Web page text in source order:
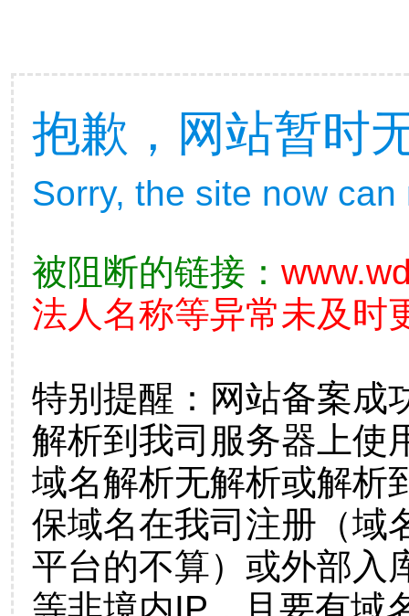
抱歉，网站暂时
Sorry, the site now
被阻断的链接：
法人名称等异常未及时
特别提醒：网站备案成
解析到我司服务器上使
域名解析无解析或解析
保域名在我司注册（域
平台的不算）或外部入